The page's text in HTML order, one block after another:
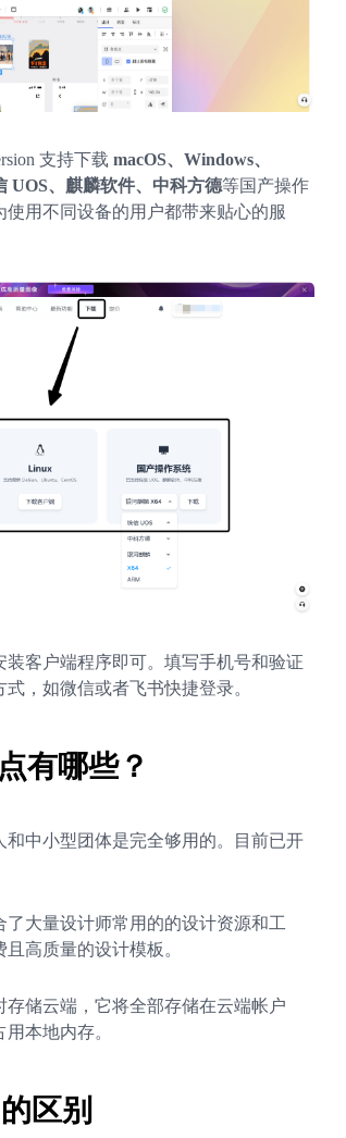
支持下载 macOS、Windows、
UOS、麒麟软件、中科方德等国产操作
用不同设备的用户都带来贴心的服
装客户端程序即可。填写手机号和验证
，如微信或者飞书快捷登录。
有哪些？
和中小型团体是完全够用的。目前已开
了大量设计师常用的的设计资源和工
高质量的设计模板。
存储云端，它将全部存储在云端帐户
本地内存。
区别